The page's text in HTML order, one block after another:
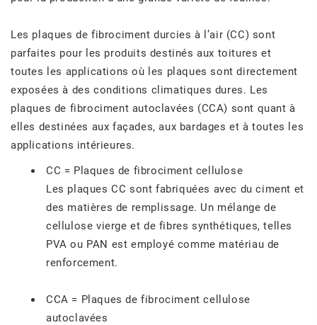
Les plaques de fibrociment durcies à l’air (CC) sont
parfaites pour les produits destinés aux toitures et
toutes les applications où les plaques sont directement
exposées à des conditions climatiques dures. Les
plaques de fibrociment autoclavées (CCA) sont quant à
elles destinées aux façades, aux bardages et à toutes les
applications intérieures.
CC = Plaques de fibrociment cellulose
Les plaques CC sont fabriquées avec du ciment et
des matières de remplissage. Un mélange de
cellulose vierge et de fibres synthétiques, telles
PVA ou PAN est employé comme matériau de
renforcement.
CCA = Plaques de fibrociment cellulose
autoclavées